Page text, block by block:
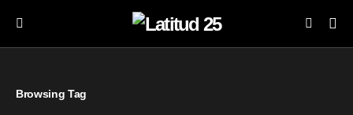
Browsing Tag